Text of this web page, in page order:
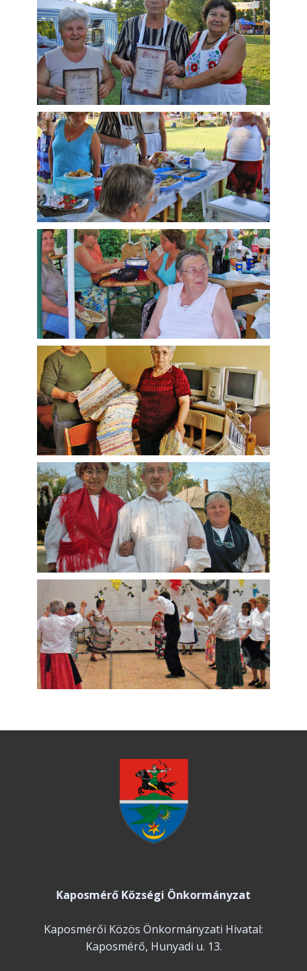
Kaposmérő Községi Önkormányzat
Kaposmérői Közös Önkormányzati Hivatal:
Kaposmérő, Hunyadi u. 13.